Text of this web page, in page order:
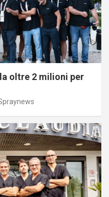
oltre 2 milioni per